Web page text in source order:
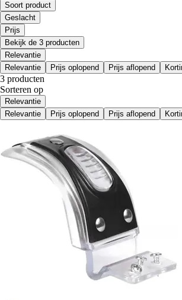
Soort product
Geslacht
Prijs
Bekijk de 3 producten
Relevantie
Relevantie
Prijs oplopend Prijs aflopend
3 producten
Sorteren op
Relevantie
Relevantie
Prijs oplopend Prijs aflopend